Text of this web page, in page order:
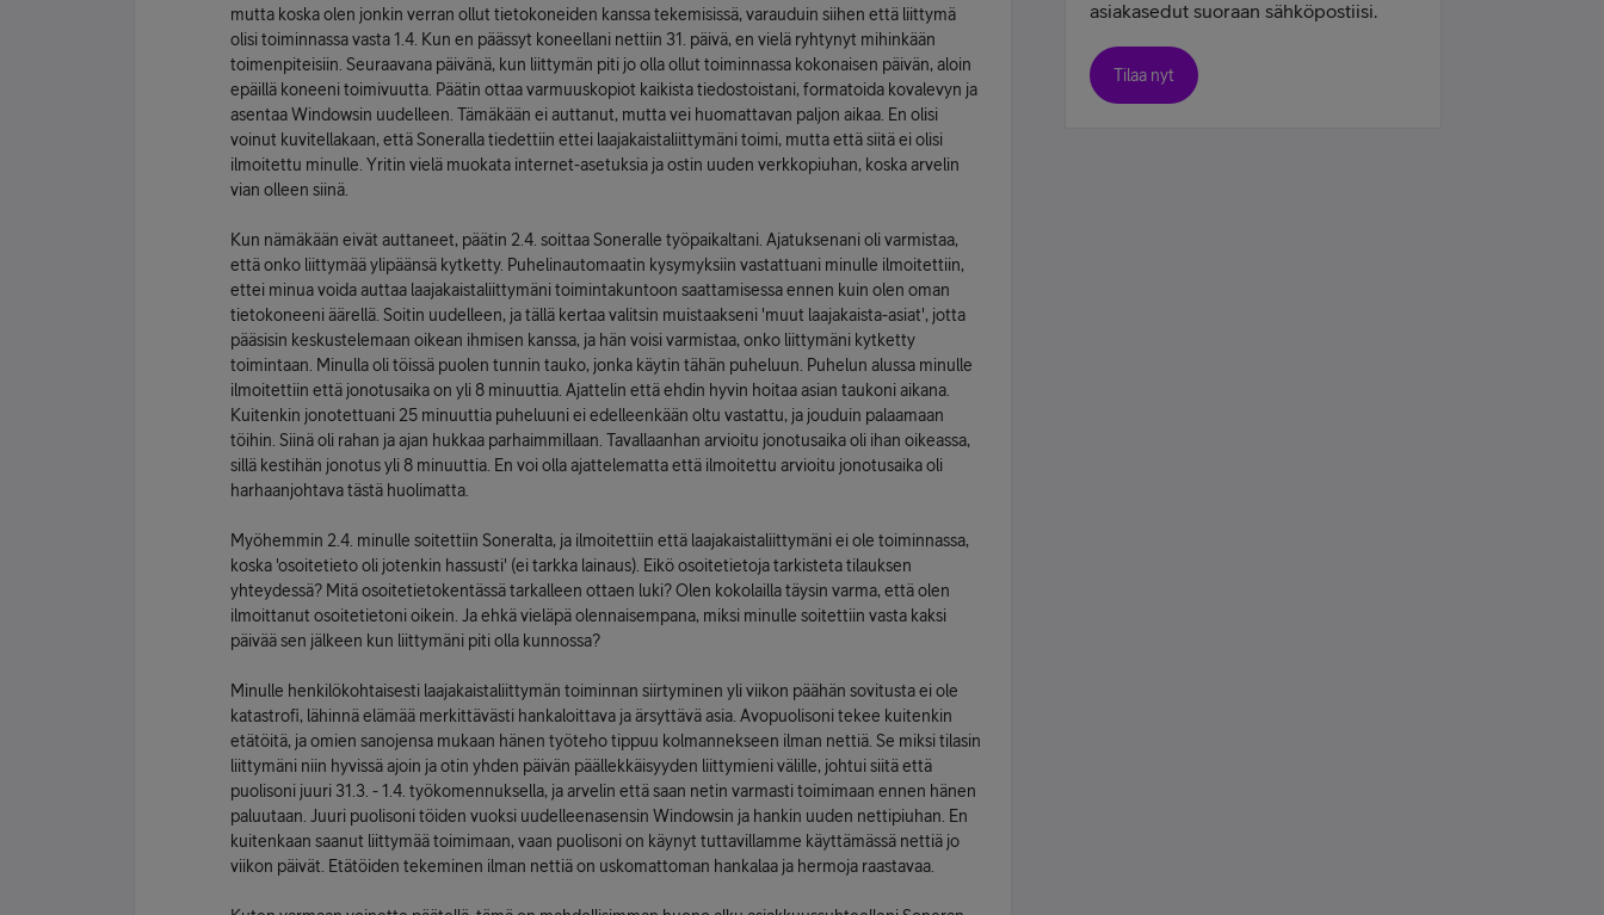
mutta koska olen jonkin verran ollut tietokoneiden kanssa tekemisissä, varauduin siihen että liittymä
olisi toiminnassa vasta 1.4. Kun en päässyt koneellani nettiin 31. päivä, en vielä ryhtynyt mihinkään
toimenpiteisiin. Seuraavana päivänä, kun liittymän piti jo olla ollut toiminnassa kokonaisen päivän, aloin
epäillä koneeni toimivuutta. Päätin ottaa varmuuskopiot kaikista tiedostoistani, formatoida kovalevyn ja
asentaa Windowsin uudelleen. Tämäkään ei auttanut, mutta vei huomattavan paljon aikaa. En olisi
voinut kuvitellakaan, että Soneralla tiedettiin ettei laajakaistaliittymäni toimi, mutta että siitä ei olisi
ilmoitettu minulle. Yritin vielä muokata internet-asetuksia ja ostin uuden verkkopiuhan, koska arvelin
vian olleen siinä.
Kun nämäkään eivät auttaneet, päätin 2.4. soittaa Soneralle työpaikaltani. Ajatuksenani oli varmistaa,
että onko liittymää ylipäänsä kytketty. Puhelinautomaatin kysymyksiin vastattuani minulle ilmoitettiin,
ettei minua voida auttaa laajakaistaliittymäni toimintakuntoon saattamisessa ennen kuin olen oman
tietokoneeni äärellä. Soitin uudelleen, ja tällä kertaa valitsin muistaakseni 'muut laajakaista-asiat', jotta
pääsisin keskustelemaan oikean ihmisen kanssa, ja hän voisi varmistaa, onko liittymäni kytketty
toimintaan. Minulla oli töissä puolen tunnin tauko, jonka käytin tähän puheluun. Puhelun alussa minulle
ilmoitettiin että jonotusaika on yli 8 minuuttia. Ajattelin että ehdin hyvin hoitaa asian taukoni aikana.
Kuitenkin jonotettuani 25 minuuttia puheluuni ei edelleenkään oltu vastattu, ja jouduin palaamaan
töihin. Siinä oli rahan ja ajan hukkaa parhaimmillaan. Tavallaanhan arvioitu jonotusaika oli ihan oikeassa,
sillä kestihän jonotus yli 8 minuuttia. En voi olla ajattelematta että ilmoitettu arvioitu jonotusaika oli
harhaanjohtava tästä huolimatta.
Myöhemmin 2.4. minulle soitettiin Soneralta, ja ilmoitettiin että laajakaistaliittymäni ei ole toiminnassa,
koska 'osoitetieto oli jotenkin hassusti' (ei tarkka lainaus). Eikö osoitetietoja tarkisteta tilauksen
yhteydessä? Mitä osoitetietokentässä tarkalleen ottaen luki? Olen kokolailla täysin varma, että olen
ilmoittanut osoitetietoni oikein. Ja ehkä vieläpä olennaisempana, miksi minulle soitettiin vasta kaksi
päivää sen jälkeen kun liittymäni piti olla kunnossa?
Minulle henkilökohtaisesti laajakaistaliittymän toiminnan siirtyminen yli viikon päähän sovitusta ei ole
katastrofi, lähinnä elämää merkittävästi hankaloittava ja ärsyttävä asia. Avopuolisoni tekee kuitenkin
etätöitä, ja omien sanojensa mukaan hänen työteho tippuu kolmannekseen ilman nettiä. Se miksi tilasin
liittymäni niin hyvissä ajoin ja otin yhden päivän päällekkäisyyden liittymieni välille, johtui siitä että
puolisoni juuri 31.3. - 1.4. työkomennuksella, ja arvelin että saan netin varmasti toimimaan ennen hänen
paluutaan. Juuri puolisoni töiden vuoksi uudelleenasensin Windowsin ja hankin uuden nettipiuhan. En
kuitenkaan saanut liittymää toimimaan, vaan puolisoni on käynyt tuttavillamme käyttämässä nettiä jo
viikon päivät. Etätöiden tekeminen ilman nettiä on uskomattoman hankalaa ja hermoja raastavaa.
asiakasedut suoraan sähköpostiisi.
Tilaa nyt